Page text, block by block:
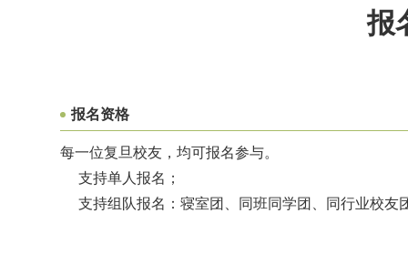
报
报名资格
每一位复旦校友，均可报名参与。
支持单人报名；
支持组队报名：寝室团、同班同学团、同行业校友